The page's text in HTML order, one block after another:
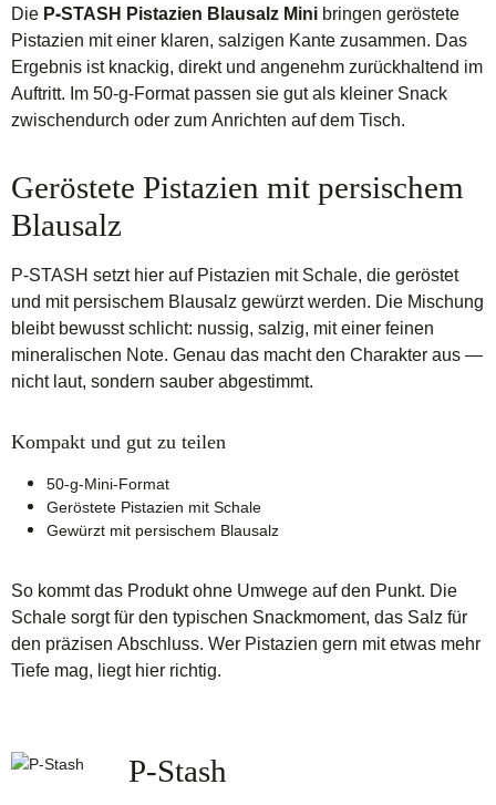
Die P-STASH Pistazien Blausalz Mini bringen geröstete
Pistazien mit einer klaren, salzigen Kante zusammen. Das
Ergebnis ist knackig, direkt und angenehm zurückhaltend im
Auftritt. Im 50-g-Format passen sie gut als kleiner Snack
zwischendurch oder zum Anrichten auf dem Tisch.
Geröstete Pistazien mit persischem
Blausalz
P-STASH setzt hier auf Pistazien mit Schale, die geröstet
und mit persischem Blausalz gewürzt werden. Die Mischung
bleibt bewusst schlicht: nussig, salzig, mit einer feinen
mineralischen Note. Genau das macht den Charakter aus —
nicht laut, sondern sauber abgestimmt.
Kompakt und gut zu teilen
50-g-Mini-Format
Geröstete Pistazien mit Schale
Gewürzt mit persischem Blausalz
So kommt das Produkt ohne Umwege auf den Punkt. Die
Schale sorgt für den typischen Snackmoment, das Salz für
den präzisen Abschluss. Wer Pistazien gern mit etwas mehr
Tiefe mag, liegt hier richtig.
P-Stash